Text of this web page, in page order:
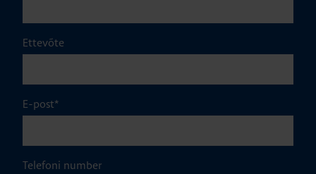
Ettevõte
E-post*
Telefoni number